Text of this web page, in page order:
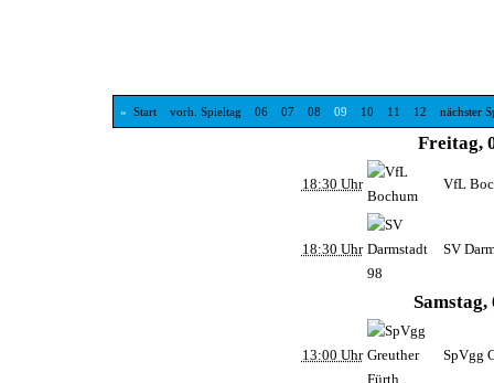
« Start vorh. Spieltag 06 07 08 09 10 11 12 nächster
Freitag,
18:30 Uhr VfL
18:30 Uhr SV
Samstag,
13:00 Uhr SpVgg